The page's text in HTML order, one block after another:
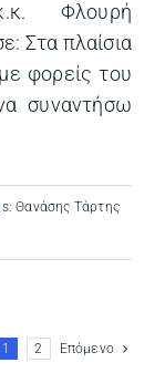
Φλουρή
Στα πλαίσια
φορείς του
συναντήσω
Θανάσης Τάρτης
1 2 Επόμενο